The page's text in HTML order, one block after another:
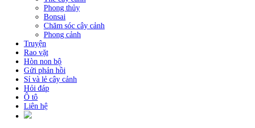
Phong thủy
Bonsai
Chăm sóc cây cảnh
Phong cảnh
Truyện
Rao vặt
Hòn non bộ
Gửi phản hồi
Sỉ và lẻ cây cảnh
Hỏi đáp
Ô tô
Liên hệ